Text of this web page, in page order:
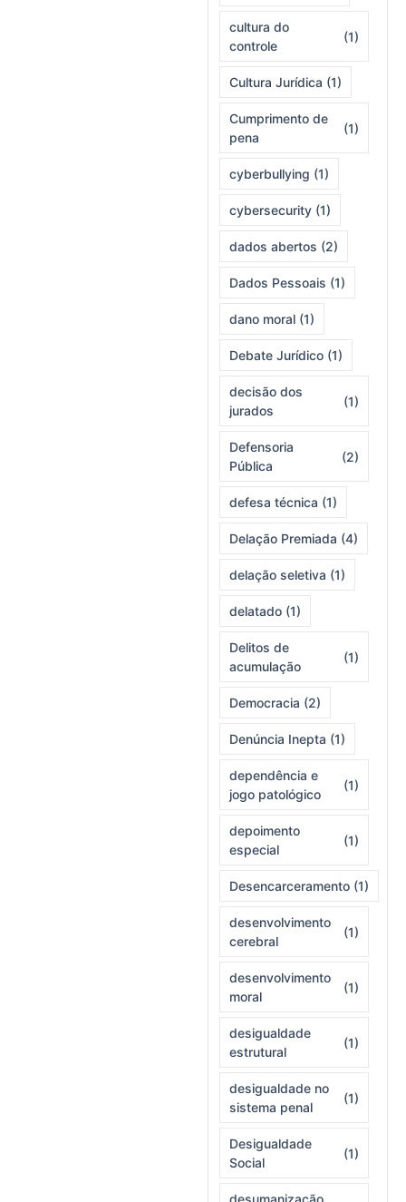
cultura do
controle
(1)
Cultura Jurídica (1)
Cumprimento de
pena
(1)
cyberbullying (1)
cybersecurity (1)
dados abertos (2)
Dados Pessoais (1)
dano moral (1)
Debate Jurídico (1)
decisão dos
jurados
(1)
Defensoria
Pública
(2)
defesa técnica (1)
Delação Premiada (4)
delação seletiva (1)
delatado (1)
Delitos de
acumulação
(1)
Democracia (2)
Denúncia Inepta (1)
dependência e
jogo patológico
(1)
depoimento
especial
(1)
Desencarceramento (1)
desenvolvimento
cerebral
(1)
desenvolvimento
moral
(1)
desigualdade
estrutural
(1)
desigualdade no
sistema penal
(1)
Desigualdade
Social
(1)